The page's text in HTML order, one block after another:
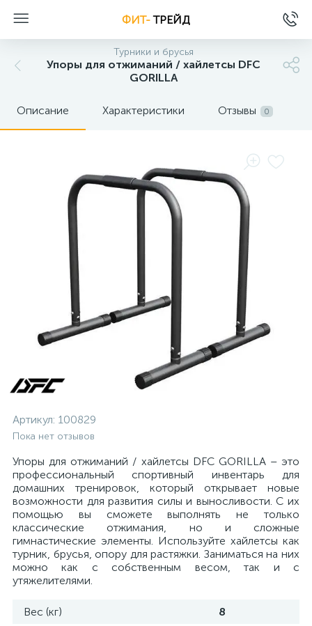
ФИТ-ТРЕЙД
Турники и брусья
Упоры для отжиманий / хайлетсы DFC
GORILLA
Описание Характеристики Отзывы 0
Артикул: 100829
Пока нет отзывов
Упоры для отжиманий / хайлетсы DFC GORILLA – это
профессиональный спортивный инвентарь для
домашних тренировок, который открывает новые
возможности для развития силы и выносливости. С их
помощью вы сможете выполнять не только
классические отжимания, но и сложные
гимнастические элементы. Используйте хайлетсы как
турник, брусья, опору для растяжки. Заниматься на них
можно как с собственным весом, так и с
утяжелителями.
Вес (кг) 8